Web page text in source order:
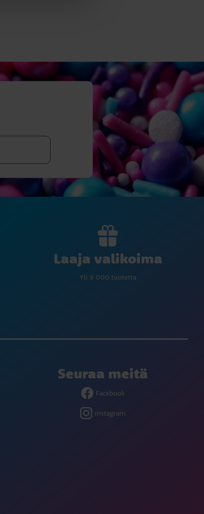
Laaja valikoima
Yli 9 000 tuotetta
Seuraa meitä
Facebook
Instagram